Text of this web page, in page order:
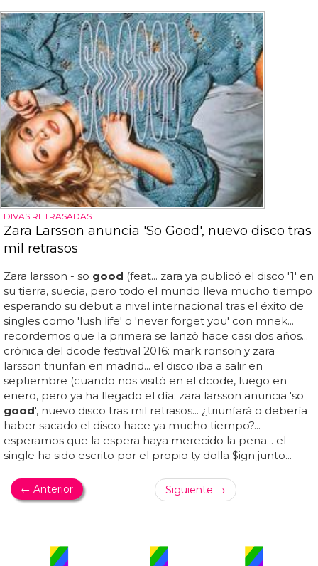
DIVAS RETRASADAS
Zara Larsson anuncia 'So Good', nuevo disco tras
mil retrasos
Zara larsson - so good (feat... zara ya publicó el disco '1' en
su tierra, suecia, pero todo el mundo lleva mucho tiempo
esperando su debut a nivel internacional tras el éxito de
singles como 'lush life' o 'never forget you' con mnek...
recordemos que la primera se lanzó hace casi dos años...
crónica del dcode festival 2016: mark ronson y zara
larsson triunfan en madrid... el disco iba a salir en
septiembre (cuando nos visitó en el dcode, luego en
enero, pero ya ha llegado el día: zara larsson anuncia 'so
good', nuevo disco tras mil retrasos... ¿triunfará o debería
haber sacado el disco hace ya mucho tiempo?...
esperamos que la espera haya merecido la pena... el
single ha sido escrito por el propio ty dolla $ign junto...
← Anterior Siguiente →